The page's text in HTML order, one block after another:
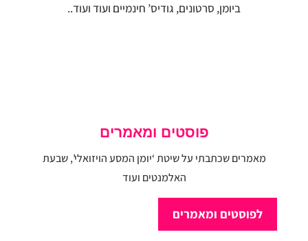
ביומן, סרטונים, גודיס’ חינמיים ועוד ועוד..
פוסטים ומאמרים
מאמרים שכתבתי על שיטת ‘יומן המסע הויזואלי’, שבעת
האלמנטים ועוד
לפוסטים ומאמרים